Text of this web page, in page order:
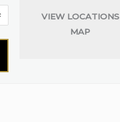
VIEW LOCATIONS
MAP